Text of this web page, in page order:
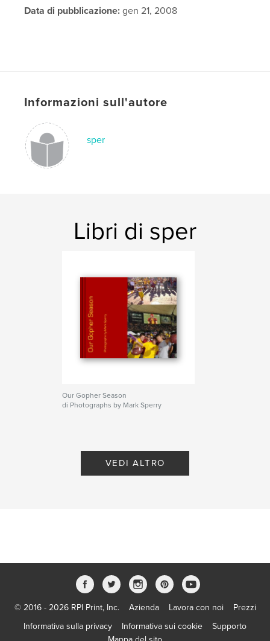
Data di pubblicazione: gen 21, 2008
Informazioni sull'autore
sper
Libri di sper
Our Gopher Season
di Photographs by Mark Sperry
VEDI ALTRO
© 2016 - 2026 RPI Print, Inc. Azienda Lavora con noi
Prezzi
Informativa sulla privacy
Informativa sui cookie
Supporto